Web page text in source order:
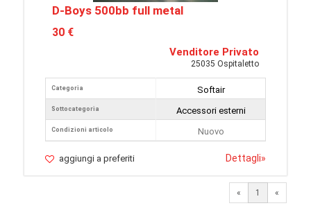
D-Boys 500bb full metal
30 €
Venditore Privato
25035 Ospitaletto
Categoria
Sottocategoria
Condizioni articolo
Softair
Accessori esterni
Nuovo
aggiungi a preferiti Dettagli»
« 1 «